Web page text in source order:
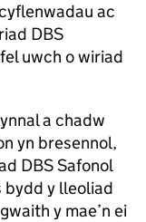
ac
DBS
uwch o wiriad
a chadw
yn bresennol,
DBS Safonol
bydd y lleoliad
y mae’n ei